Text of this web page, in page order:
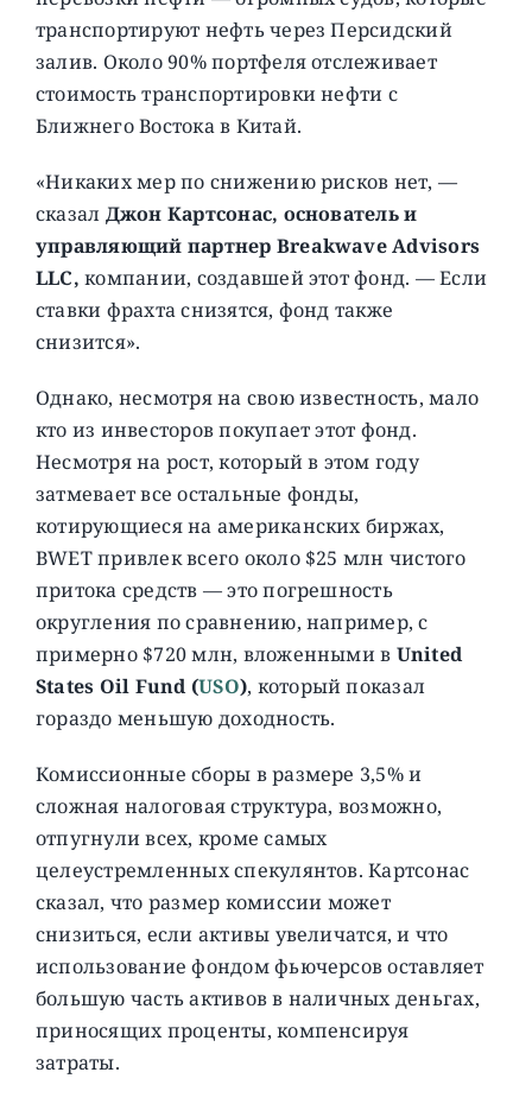
транспортируют нефть через Персидский
залив. Около 90% портфеля отслеживает
стоимость транспортировки нефти с
Ближнего Востока в Китай.
«Никаких мер по снижению рисков нет, —
сказал Джон Картсонас, основатель и
управляющий партнер Breakwave Advisors
LLC, компании, создавшей этот фонд. — Если
ставки фрахта снизятся, фонд также
снизится».
Однако, несмотря на свою известность, мало
кто из инвесторов покупает этот фонд.
Несмотря на рост, который в этом году
затмевает все остальные фонды,
котирующиеся на американских биржах,
BWET привлек всего около $25 млн чистого
притока средств — это погрешность
округления по сравнению, например, с
примерно $720 млн, вложенными в United
States Oil Fund (USO), который показал
гораздо меньшую доходность.
Комиссионные сборы в размере 3,5% и
сложная налоговая структура, возможно,
отпугнули всех, кроме самых
целеустремленных спекулянтов. Картсонас
сказал, что размер комиссии может
снизиться, если активы увеличатся, и что
использование фондом фьючерсов оставляет
большую часть активов в наличных деньгах,
приносящих проценты, компенсируя
затраты.